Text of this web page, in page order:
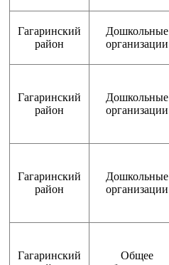
Гагаринский
район
Дошкольные
организации
Гагаринский
район
Дошкольные
организации
Гагаринский
район
Дошкольные
организации
Гагаринский
Общее